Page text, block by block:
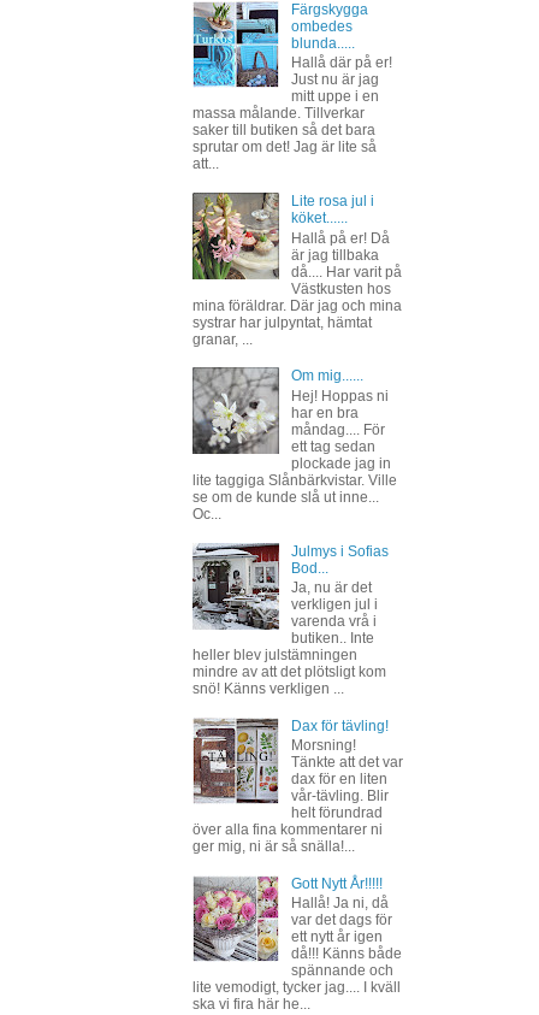
Färgskygga
ombedes
blunda.....
Hallå där på er!
Just nu är jag
mitt uppe i en
massa målande. Tillverkar
saker till butiken så det bara
sprutar om det! Jag är lite så
att...
Lite rosa jul i
köket......
Hallå på er! Då
är jag tillbaka
då.... Har varit på
Västkusten hos
mina föräldrar. Där jag och mina
systrar har julpyntat, hämtat
granar, ...
Om mig......
Hej! Hoppas ni
har en bra
måndag.... För
ett tag sedan
plockade jag in
lite taggiga Slånbärkvistar. Ville
se om de kunde slå ut inne...
Oc...
Julmys i Sofias
Bod...
Ja, nu är det
verkligen jul i
varenda vrå i
butiken.. Inte
heller blev julstämningen
mindre av att det plötsligt kom
snö! Känns verkligen ...
Dax för tävling!
Morsning!
Tänkte att det var
dax för en liten
vår-tävling. Blir
helt förundrad
över alla fina kommentarer ni
ger mig, ni är så snälla!...
Gott Nytt År!!!!!
Hallå! Ja ni, då
var det dags för
ett nytt år igen
då!!! Känns både
spännande och
lite vemodigt, tycker jag.... I kväll
ska vi fira här he...